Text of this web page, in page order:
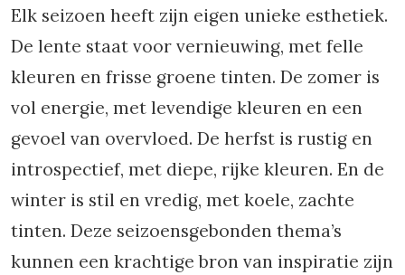
Elk seizoen heeft zijn eigen unieke esthetiek.
De lente staat voor vernieuwing, met felle
kleuren en frisse groene tinten. De zomer is
vol energie, met levendige kleuren en een
gevoel van overvloed. De herfst is rustig en
introspectief, met diepe, rijke kleuren. En de
winter is stil en vredig, met koele, zachte
tinten. Deze seizoensgebonden thema’s
kunnen een krachtige bron van inspiratie zijn